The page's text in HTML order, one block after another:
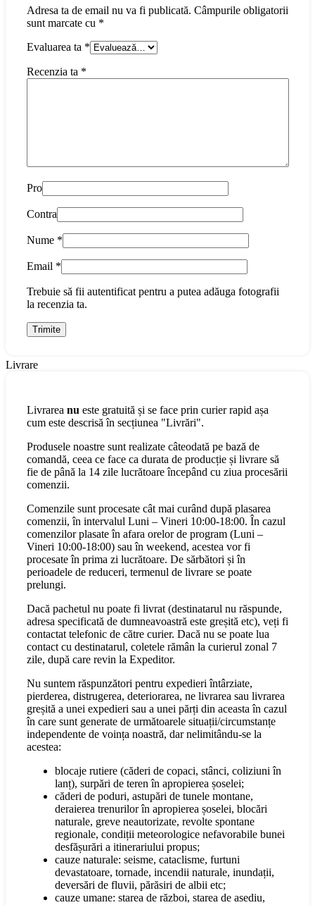
Adresa ta de email nu va fi publicată. Câmpurile obligatorii
sunt marcate cu *
Evaluarea ta *
Recenzia ta *
Pro
Contra
Nume *
Email *
Trebuie să fii autentificat pentru a putea adăuga fotografii
la recenzia ta.
Livrare
Livrarea nu este gratuită și se face prin curier rapid așa
cum este descrisă în secțiunea "Livrări".
Produsele noastre sunt realizate câteodată pe bază de
comandă, ceea ce face ca durata de producție și livrare să
fie de până la 14 zile lucrătoare începând cu ziua procesării
comenzii.
Comenzile sunt procesate cât mai curând după plasarea
comenzii, în intervalul Luni – Vineri 10:00-18:00. În cazul
comenzilor plasate în afara orelor de program (Luni –
Vineri 10:00-18:00) sau în weekend, acestea vor fi
procesate în prima zi lucrătoare. De sărbători și în
perioadele de reduceri, termenul de livrare se poate
prelungi.
Dacă pachetul nu poate fi livrat (destinatarul nu răspunde,
adresa specificată de dumneavoastră este greșită etc), veți fi
contactat telefonic de către curier. Dacă nu se poate lua
contact cu destinatarul, coletele rămân la curierul zonal 7
zile, după care revin la Expeditor.
Nu suntem răspunzători pentru expedieri întârziate,
pierderea, distrugerea, deteriorarea, ne livrarea sau livrarea
greșită a unei expedieri sau a unei părți din aceasta în cazul
în care sunt generate de următoarele situații/circumstanțe
independente de voința noastră, dar nelimitându-se la
acestea:
blocaje rutiere (căderi de copaci, stânci, coliziuni în
lanț), surpări de teren în apropierea șoselei;
căderi de poduri, astupări de tunele montane,
deraierea trenurilor în apropierea șoselei, blocări
naturale, greve neautorizate, revolte spontane
regionale, condiții meteorologice nefavorabile bunei
desfășurări a itinerariului propus;
cauze naturale: seisme, cataclisme, furtuni
devastatoare, tornade, incendii naturale, inundații,
deversări de fluvii, părăsiri de albii etc;
cauze umane: starea de război, starea de asediu,